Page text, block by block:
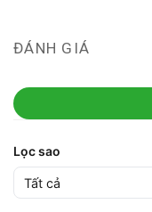
ĐÁNH GIÁ
Lọc sao